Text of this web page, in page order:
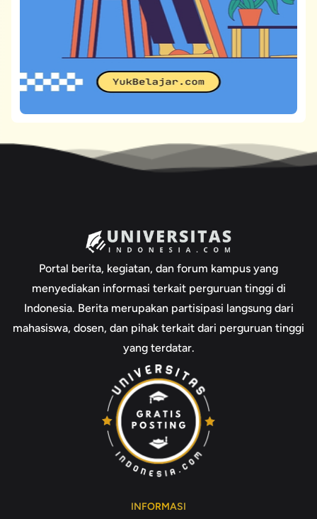
Portal berita, kegiatan, dan forum kampus yang
menyediakan informasi terkait perguruan tinggi di
Indonesia. Berita merupakan partisipasi langsung dari
mahasiswa, dosen, dan pihak terkait dari perguruan tinggi
yang terdatar.
INFORMASI